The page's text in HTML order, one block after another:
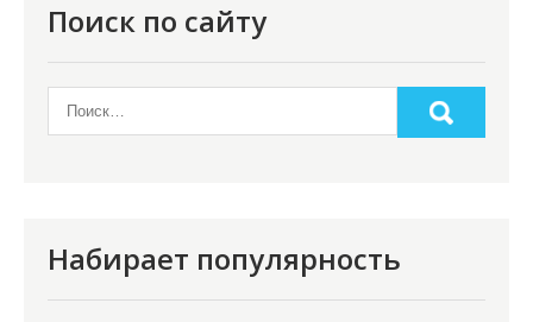
Поиск по сайту
Набирает популярность